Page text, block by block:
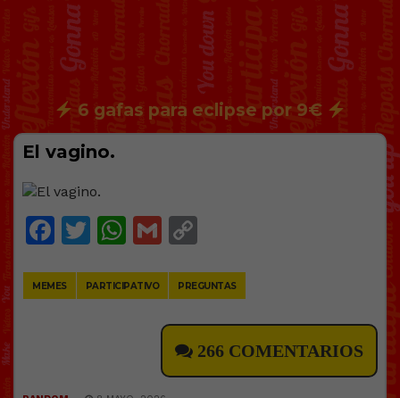
6 gafas para eclipse por 9€
El vagino.
Facebook
Twitter
WhatsApp
Gmail
MEMES PARTICIPATIVO PREGUNTAS
266 COMENTARIOS